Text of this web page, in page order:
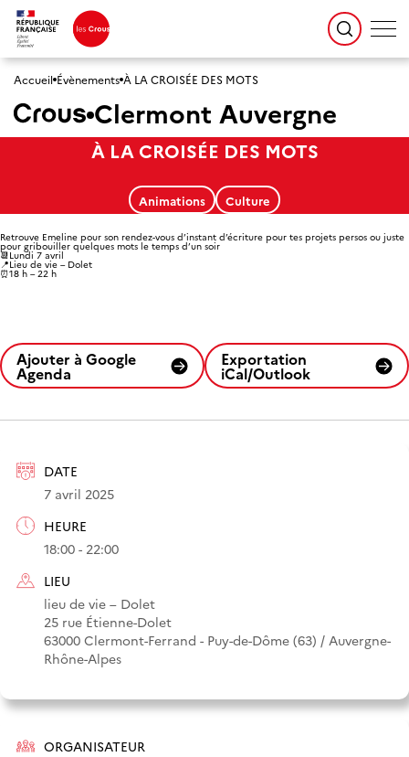
Accueil Évènements À LA CROISÉE DES MOTS
Clermont Auvergne
À LA CROISÉE DES MOTS
Animations Culture
DATE
7 avril 2025
HEURE
18:00 - 22:00
LIEU
lieu de vie – Dolet
25 rue Étienne-Dolet
63000 Clermont-Ferrand - Puy-de-Dôme (63) / Auvergne-
Rhône-Alpes
ORGANISATEUR
Retrouve Emeline pour son rendez-vous d’instant d’écriture pour tes projets persos ou juste
pour gribouiller quelques mots le temps d’un soir
📆Lundi 7 avril
📍Lieu de vie – Dolet
⏰18 h – 22 h
Ajouter à Google
Agenda
Exportation
iCal/Outlook